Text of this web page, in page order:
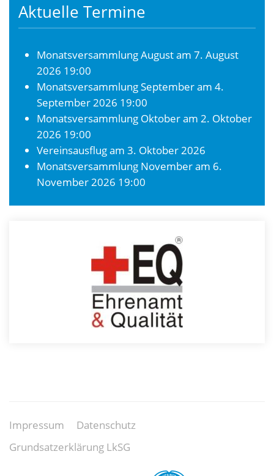
Aktuelle Termine
Monatsversammlung Augustam 7. August
2026 19:00
Monatsversammlung Septemberam 4.
September 2026 19:00
Monatsversammlung Oktoberam 2. Oktober
2026 19:00
Vereinsausflugam 3. Oktober 2026
Monatsversammlung Novemberam 6.
November 2026 19:00
Impressum
Datenschutz
Grundsatzerklärung LkSG